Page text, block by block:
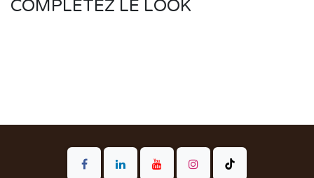
COMPLÉTEZ LE LOOK